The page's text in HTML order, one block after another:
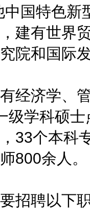
中国特色
建有世界
院和国际
济学、管
级学科硕
33个本科
800余人。
聘以下